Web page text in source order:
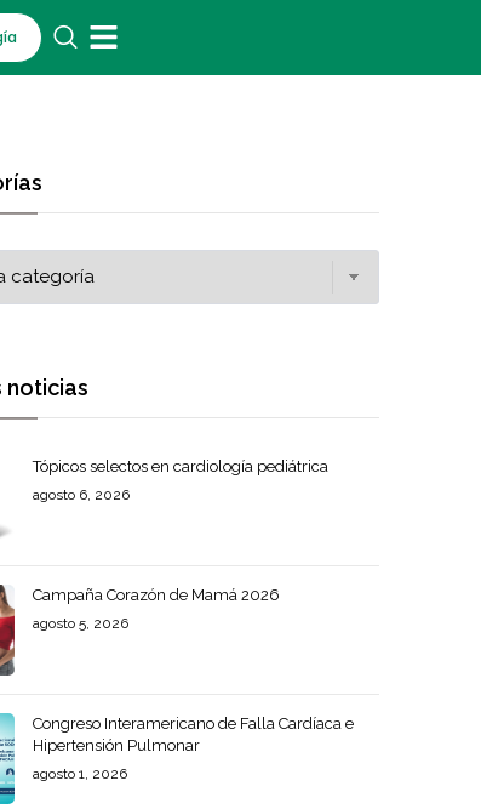
noticias
Tópicos selectos en cardiología pediátrica
agosto 6, 2026
Campaña Corazón de Mamá 2026
agosto 5, 2026
Congreso Interamericano de Falla Cardíaca e
Hipertensión Pulmonar
agosto 1, 2026